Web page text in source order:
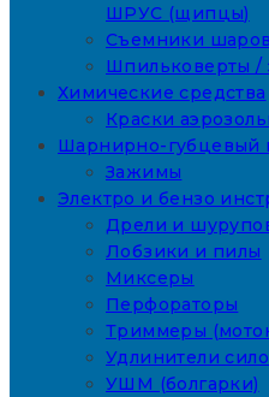
ШРУС (щипцы)
Съемники
Шпильковерты /
Химические средства
Краски
Шарнирно-губцевый
Зажимы
Электро и бензо
Дрели и
Лобзики и пилы
Миксеры
Перфораторы
Триммеры
Удлинители
УШМ (болгарки)